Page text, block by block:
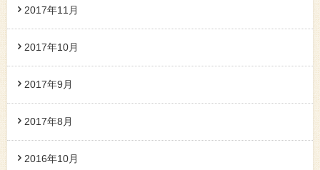
2017年11月
2017年10月
2017年9月
2017年8月
2016年10月